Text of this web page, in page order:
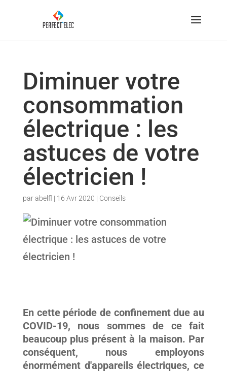
Diminuer votre
consommation
électrique : les
astuces de votre
électricien !
parabelfl | 16 Avr 2020 | Conseils
En cette période de confinement due au
COVID-19, nous sommes de ce fait
beaucoup plus présent à la maison. Par
conséquent, nous employons
énormément d'appareils électriques, ce